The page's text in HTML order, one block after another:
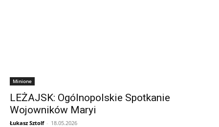
Minione
LEŻAJSK: Ogólnopolskie Spotkanie
Wojowników Maryi
Łukasz Sztolf - 18.05.2026